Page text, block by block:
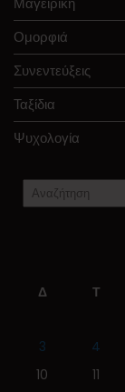
Ομορφιά
Συνεντεύξεις
Ταξίδια
Ψυχολογία
Δ Τ
3
4
10
11